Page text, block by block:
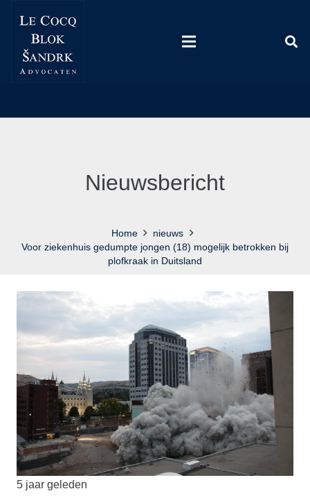
Nieuwsbericht
Home
nieuws
Voor ziekenhuis gedumpte jongen (18) mogelijk betrokken bij
plofkraak in Duitsland
5 jaar geleden